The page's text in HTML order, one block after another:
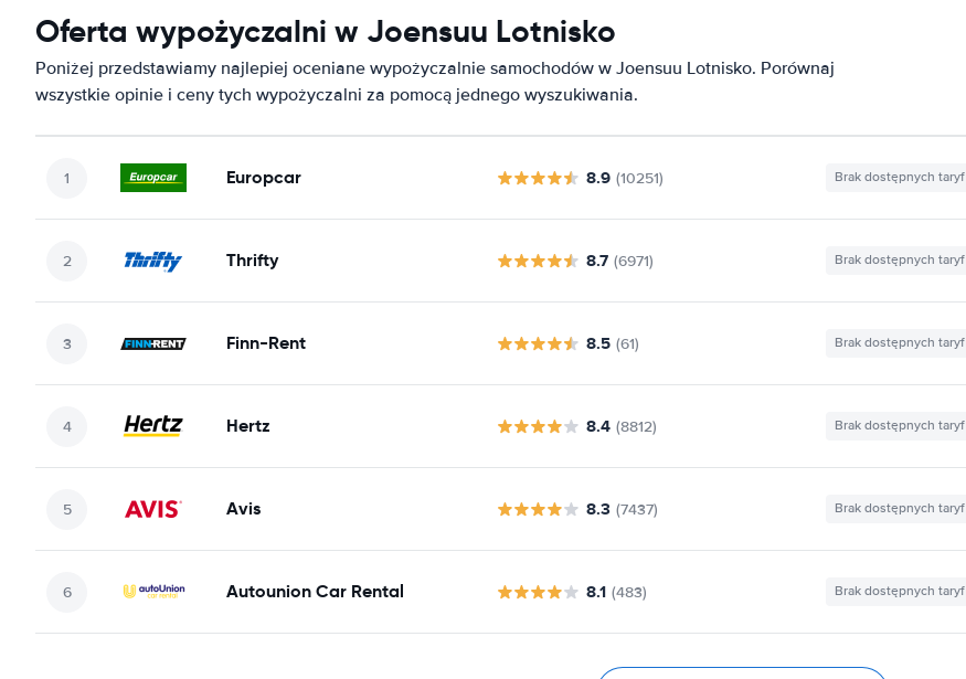
Oferta wypożyczalni w Joensuu Lotnisko
Poniżej przedstawiamy najlepiej oceniane wypożyczalnie samochodów w Joensuu Lotnisko. Porównaj
wszystkie opinie i ceny tych wypożyczalni za pomocą jednego wyszukiwania.
Europcar 8.9 (10251) Brak dostępnych taryf
Thrifty 8.7 (6971) Brak dostępnych taryf
Finn-Rent 8.5 (61) Brak dostępnych taryf
Hertz 8.4 (8812) Brak dostępnych taryf
Avis 8.3 (7437) Brak dostępnych taryf
Autounion Car Rental 8.1 (483) Brak dostępnych taryf